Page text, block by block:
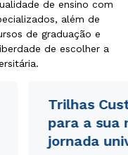
de ensino com
além de
de graduação e
de escolher a
Trilhas
para a sua
jornada